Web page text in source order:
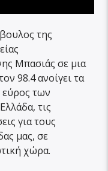
της
Μπασιάς σε μια
98.4 ανοίγει τα
εύρος των
τις
για τους
μας, σε
χώρα.